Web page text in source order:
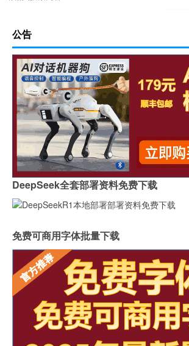
公告
DeepSeek全套部署资料免费下载
免费可商用字体批量下载